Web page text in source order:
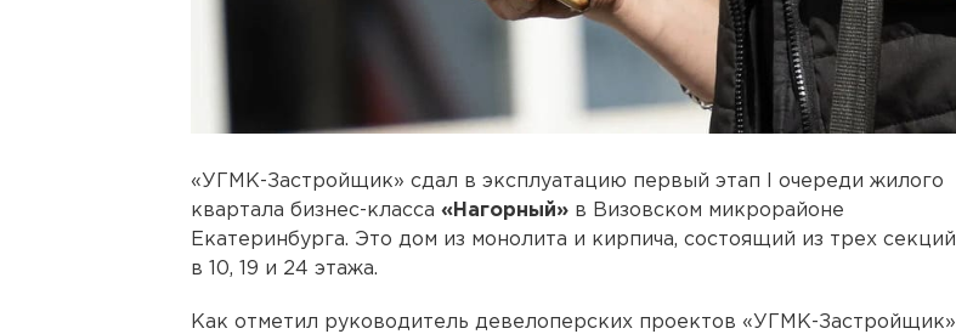
«УГМК-Застройщик» сдал в эксплуатацию первый этап I очереди жилого
квартала бизнес-класса «Нагорный» в Визовском микрорайоне
Екатеринбурга. Это дом из монолита и кирпича, состоящий из трех секций
в 10, 19 и 24 этажа.
Как отметил руководитель девелоперских проектов «УГМК-Застройщик»